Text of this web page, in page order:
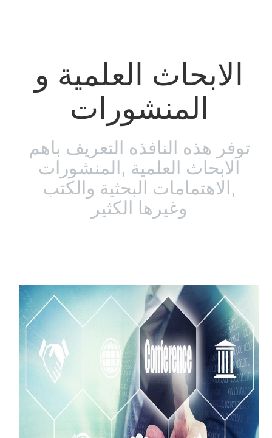
الابحاث العلمية و
المنشورات
توفر هذه النافذه التعريف باهم
الابحاث العلمية ,المنشورات
,الاهتمامات البحثية والكتب
وغيرها الكثير